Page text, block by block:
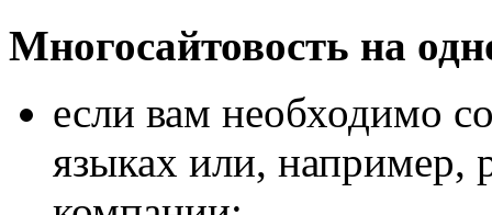
Многосайтовость на
если вам необходимо
языках или, например,